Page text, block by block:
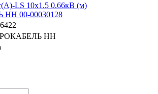
LS 10х1.5 0.66кВ (м)
00-00030128
НН